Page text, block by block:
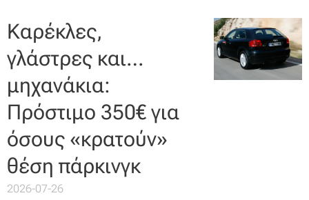
Καρέκλες,
γλάστρες και…
μηχανάκια:
Πρόστιμο 350€ για
όσους «κρατούν»
θέση πάρκινγκ
2026-07-26